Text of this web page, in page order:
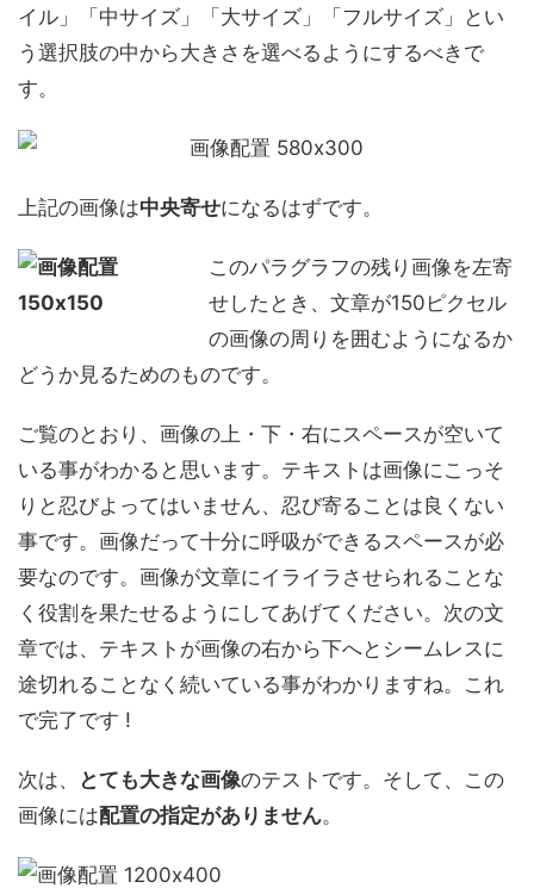
イル」「中サイズ」「大サイズ」「フルサイズ」とい
う選択肢の中から大きさを選べるようにするべきで
す。
上記の画像は中央寄せになるはずです。
このパラグラフの残り画像を左寄
せしたとき、文章が150ピクセル
の画像の周りを囲むようになるか
どうか見るためのものです。
ご覧のとおり、画像の上・下・右にスペースが空いて
いる事がわかると思います。テキストは画像にこっそ
りと忍びよってはいません、忍び寄ることは良くない
事です。画像だって十分に呼吸ができるスペースが必
要なのです。画像が文章にイライラさせられることな
く役割を果たせるようにしてあげてください。次の文
章では、テキストが画像の右から下へとシームレスに
途切れることなく続いている事がわかりますね。これ
で完了です !
次は、 とても大きな画像のテストです。そして、この
画像には配置の指定がありません。